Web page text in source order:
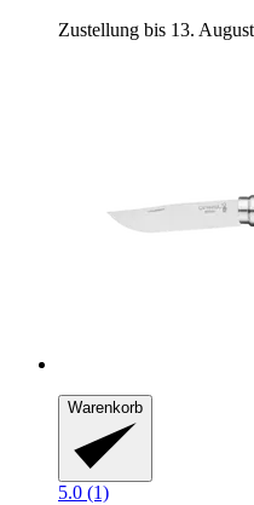
Zustellung bis 13. August
Warenkorb
5.0 (1)